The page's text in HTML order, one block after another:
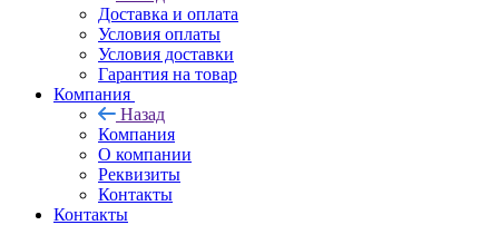
Доставка и оплата
Условия оплаты
Условия доставки
Гарантия на товар
Компания
Назад
Компания
О компании
Реквизиты
Контакты
Контакты